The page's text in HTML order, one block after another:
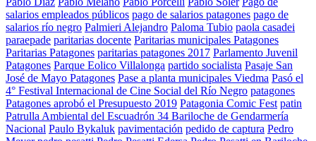
salarios empleados públicos pago de salarios patagones pago de
salarios río negro Palmieri Alejandro Paloma Tubio paola casadei
paraepade paritarias docente Paritarias municipales Patagones
Paritarias Patagones paritarias patagones 2017 Parlamento Juvenil
Patagones Parque Eolico Villalonga partido socialista Pasaje San
José de Mayo Patagones Pase a planta municipales Viedma Pasó el
4° Festival Internacional de Cine Social del Río Negro patagones
Patagones aprobó el Presupuesto 2019 Patagonia Comic Fest patin
Patrulla Ambiental del Escuadrón 34 Bariloche de Gendarmería
Nacional Paulo Bykaluk pavimentación pedido de captura Pedro